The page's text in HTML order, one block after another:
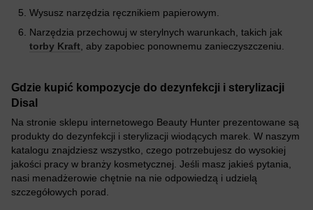
Wysusz narzędzia ręcznikiem papierowym.
Narzędzia przechowuj w sterylnych warunkach, takich jak
torby Kraft , aby zapobiec ponownemu zanieczyszczeniu.
Gdzie kupić kompozycje do dezynfekcji i sterylizacji
Disal
Na stronie sklepu internetowego Beauty Hunter prezentowane są
produkty do dezynfekcji i sterylizacji wiodących marek. W naszym
katalogu znajdziesz wszystko, czego potrzebujesz do wysokiej
jakości pracy w branży kosmetycznej. Jeśli masz jakieś pytania,
nasi menadżerowie chętnie na nie odpowiedzą i udzielą
szczegółowych porad.